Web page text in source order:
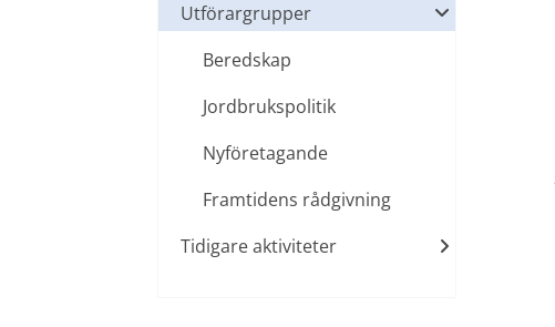
Utförargrupper
Beredskap
Jordbrukspolitik
Nyföretagande
Framtidens rådgivning
Tidigare aktiviteter